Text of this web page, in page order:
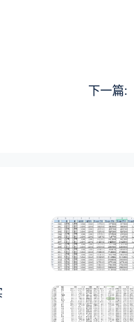
下一篇: